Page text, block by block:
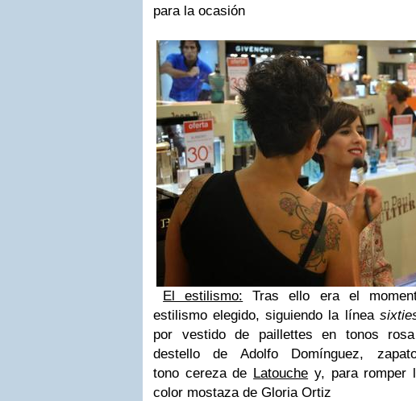
para la ocasión
El estilismo: Tras ello era el
estilismo elegido, siguiendo la línea
por vestido de paillettes en tonos
destello de Adolfo Domínguez,
tono cereza de Latouche y, para romper
color mostaza de Gloria Ortiz